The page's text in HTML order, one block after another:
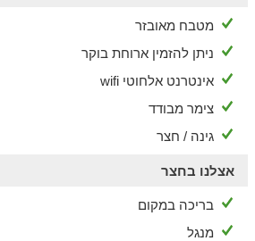
מטבח מאובזר
ניתן להזמין ארוחת בוקר
אינטרנט אלחוטי wifi
צימר מבודד
גינה / חצר
אצלנו בחצר
בריכה במקום
מנגל